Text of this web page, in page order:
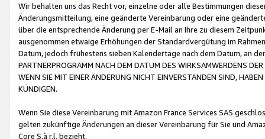
Wir behalten uns das Recht vor, einzelne oder alle Bestimmungen
Änderungsmitteilung, eine geänderte Vereinbarung oder eine
über die entsprechende Änderung per E-Mail an Ihre zu diesem
ausgenommen etwaige Erhöhungen der Standardvergütung im
Datum, jedoch frühestens sieben Kalendertage nach dem Datum, an
PARTNERPROGRAMM NACH DEM DATUM DES WIRKSAMWERDENS
WENN SIE MIT EINER ÄNDERUNG NICHT EINVERSTANDEN SIND,
KÜNDIGEN.
Wenn Sie diese Vereinbarung mit Amazon France Services SAS
gelten zukünftige Änderungen an dieser Vereinbarung für Sie und
Core S.à r.l. bezieht.